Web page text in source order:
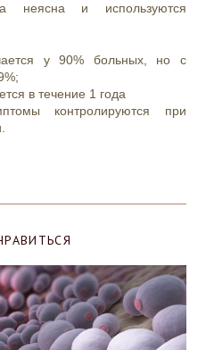
неясна и используются
у 90% больных, но с
в течение 1 года
контролируются при